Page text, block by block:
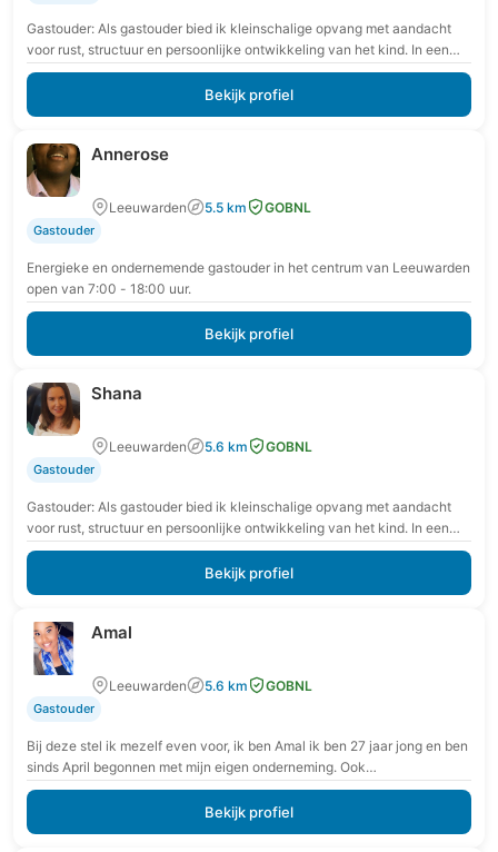
Gastouder: Als gastouder bied ik kleinschalige opvang met aandacht
voor rust, structuur en persoonlijke ontwikkeling van het kind. In een
veilige en vertrouwde omgeving krijgt…
Bekijk profiel
Annerose
Leeuwarden 5.5 km GOBNL
Gastouder
Energieke en ondernemende gastouder in het centrum van Leeuwarden
open van 7:00 - 18:00 uur.
Bekijk profiel
Shana
Leeuwarden 5.6 km GOBNL
Gastouder
Gastouder: Als gastouder bied ik kleinschalige opvang met aandacht
voor rust, structuur en persoonlijke ontwikkeling van het kind. In een
veilige en vertrouwde omgeving krijgt…
Bekijk profiel
Amal
Leeuwarden 5.6 km GOBNL
Gastouder
Bij deze stel ik mezelf even voor, ik ben Amal ik ben 27 jaar jong en ben
sinds April begonnen met mijn eigen onderneming. Ook…
Bekijk profiel